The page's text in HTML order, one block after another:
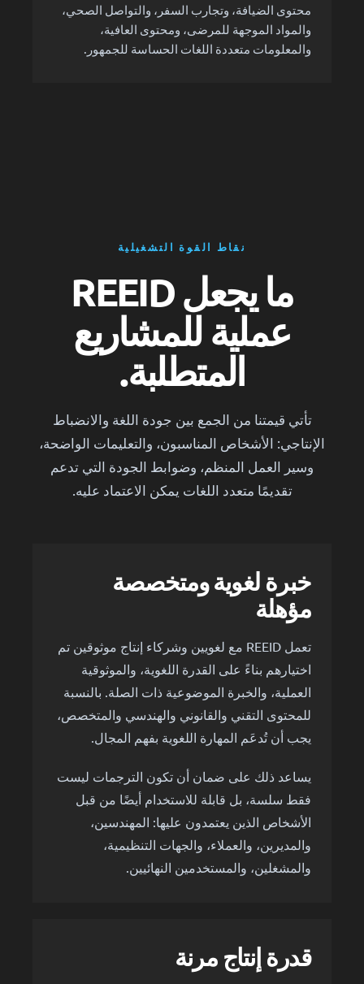
محتوى الضيافة، وتجارب السفر، والتواصل الصحي،
والمواد الموجهة للمرضى، ومحتوى العافية،
والمعلومات متعددة اللغات الحساسة للجمهور.
نقاط القوة التشغيلية
ما يجعل REEID
عملية للمشاريع
المتطلبة.
تأتي قيمتنا من الجمع بين جودة اللغة والانضباط
الإنتاجي: الأشخاص المناسبون، والتعليمات الواضحة،
وسير العمل المنظم، وضوابط الجودة التي تدعم
تقديمًا متعدد اللغات يمكن الاعتماد عليه.
خبرة لغوية ومتخصصة
مؤهلة
تعمل REEID مع لغويين وشركاء إنتاج موثوقين تم
اختيارهم بناءً على القدرة اللغوية، والموثوقية
العملية، والخبرة الموضوعية ذات الصلة. بالنسبة
للمحتوى التقني والقانوني والهندسي والمتخصص،
يجب أن تُدعَم المهارة اللغوية بفهم المجال.
يساعد ذلك على ضمان أن تكون الترجمات ليست
فقط سلسة، بل قابلة للاستخدام أيضًا من قبل
الأشخاص الذين يعتمدون عليها: المهندسين،
والمديرين، والعملاء، والجهات التنظيمية،
والمشغلين، والمستخدمين النهائيين.
قدرة إنتاج مرنة